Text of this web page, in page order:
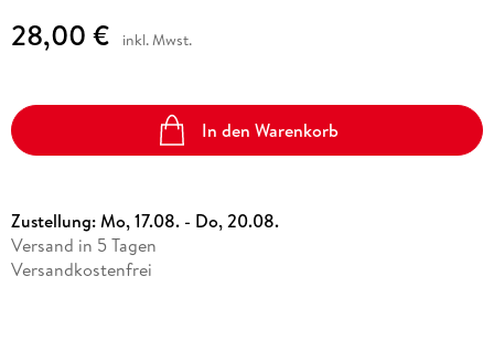
28,00 € inkl. Mwst.
In den Warenkorb
Zustellung:Mo, 17.08. - Do, 20.08.
Versand in 5 Tagen
Versandkostenfrei